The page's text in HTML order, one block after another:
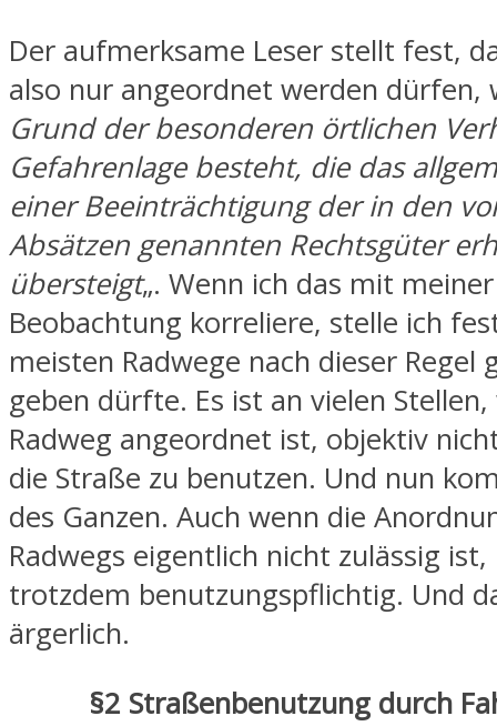
Der aufmerksame Leser stellt fest,
also nur angeordnet werden dürfen,
Grund der besonderen örtlichen
Gefahrenlage besteht, die das
einer Beeinträchtigung der in den
Absätzen genannten Rechtsgüter
übersteigt„. Wenn ich das mit
Beobachtung korreliere, stelle ich
meisten Radwege nach dieser Regel
geben dürfte. Es ist an vielen
Radweg angeordnet ist, objektiv
die Straße zu benutzen. Und nun
des Ganzen. Auch wenn die
Radwegs eigentlich nicht zulässig
trotzdem benutzungspflichtig. Und
ärgerlich.
§2 Straßenbenutzung durch